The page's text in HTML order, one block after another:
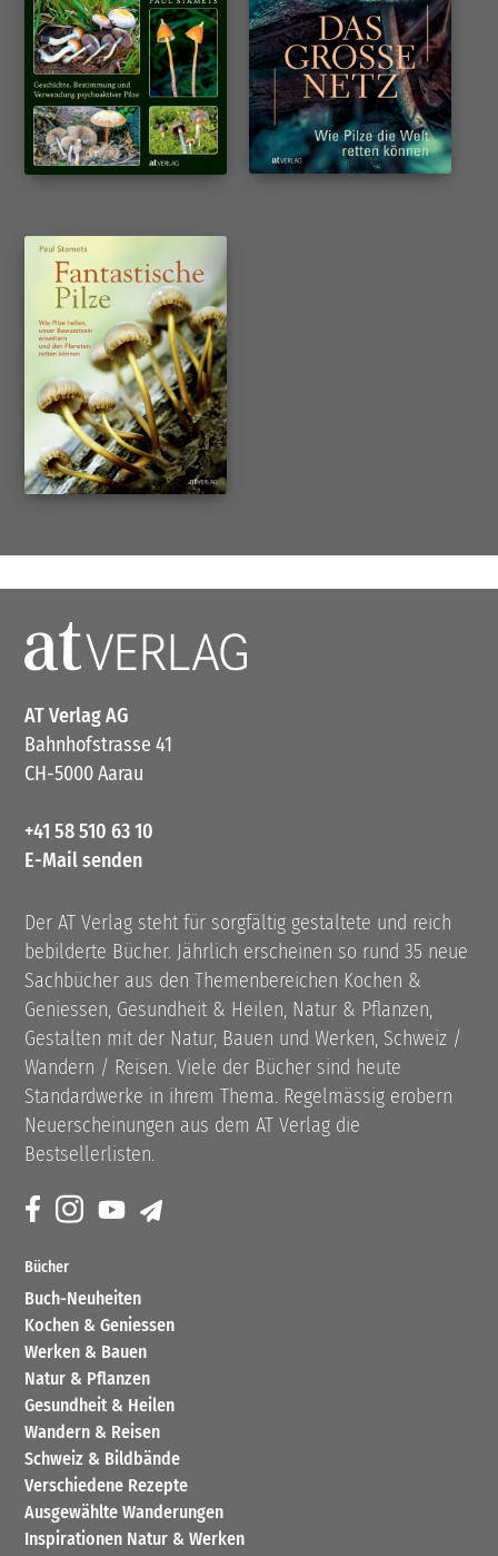
AT Verlag AG
Bahnhofstrasse 41
CH-5000 Aarau
+41 58 510 63 10
E-Mail senden
Der AT Verlag steht für sorgfältig gestaltete und reich
bebilderte Bücher. Jährlich erscheinen so rund 35 neue
Sachbücher aus den Themenbereichen Kochen &
Geniessen, Gesundheit & Heilen, Natur & Pflanzen,
Gestalten mit der Natur, Bauen und Werken, Schweiz /
Wandern / Reisen. Viele der Bücher sind heute
Standardwerke in ihrem Thema. Regelmässig erobern
Neuerscheinungen aus dem AT Verlag die
Bestsellerlisten.
Bücher
Buch-Neuheiten
Kochen & Geniessen
Werken & Bauen
Natur & Pflanzen
Gesundheit & Heilen
Wandern & Reisen
Schweiz & Bildbände
Verschiedene Rezepte
Ausgewählte Wanderungen
Inspirationen Natur & Werken